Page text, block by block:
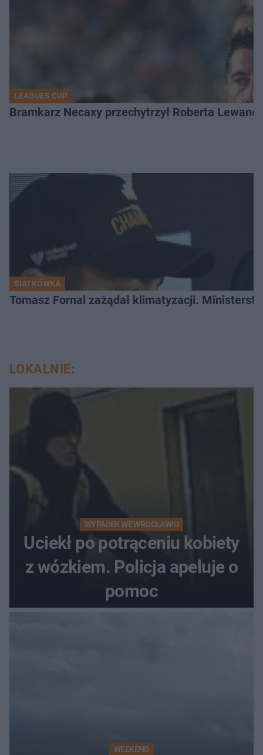
LEAGUES CUP
Bramkarz Necaxy przechytrzył Roberta
SIATKÓWKA
Tomasz Fornal zażądał klimatyzacji.
LOKALNIE:
WYPADEK WE WROCŁAWIU
Uciekł po potrąceniu kobiety
z wózkiem. Policja apeluje o
pomoc
WEEKEND